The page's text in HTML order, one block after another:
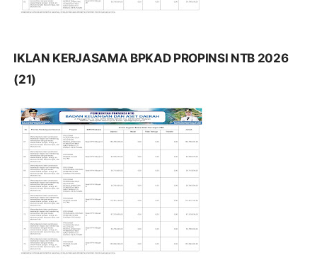
IKLAN KERJASAMA BPKAD PROPINSI NTB 2026
(21)